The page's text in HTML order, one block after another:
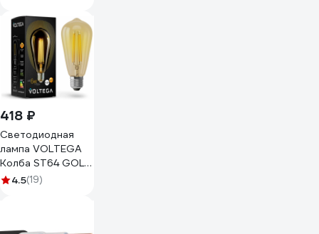
А16-222 (03)
418 ₽
Светодиодная
лампа VOLTEGA
Колба ST64 GOLD
6W Е27 2800К
4.5(19)